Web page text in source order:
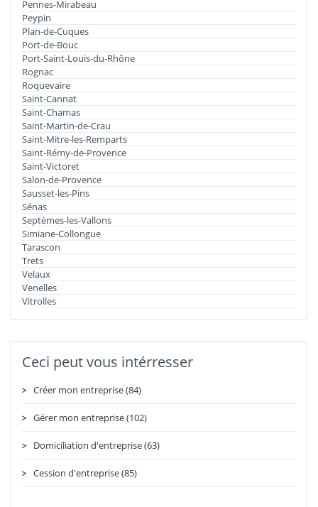
Pennes-Mirabeau
Peypin
Plan-de-Cuques
Port-de-Bouc
Port-Saint-Louis-du-Rhône
Rognac
Roquevaire
Saint-Cannat
Saint-Chamas
Saint-Martin-de-Crau
Saint-Mitre-les-Remparts
Saint-Rémy-de-Provence
Saint-Victoret
Salon-de-Provence
Sausset-les-Pins
Sénas
Septèmes-les-Vallons
Simiane-Collongue
Tarascon
Trets
Velaux
Venelles
Vitrolles
Ceci peut vous intérresser
Créer mon entreprise (84)
Gérer mon entreprise (102)
Domiciliation d'entreprise (63)
Cession d'entreprise (85)